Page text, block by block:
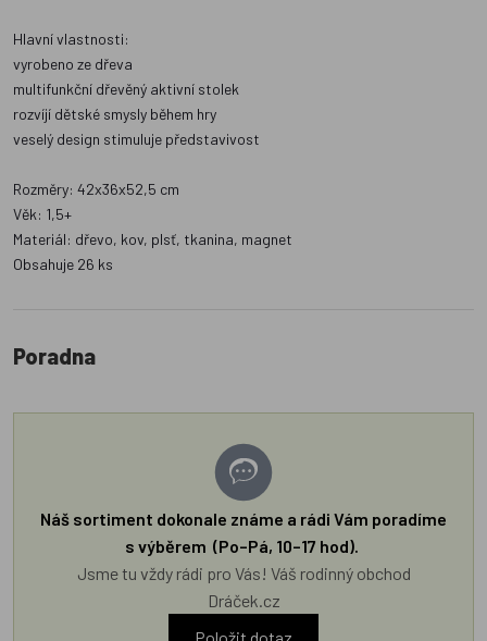
Hlavní vlastnosti:
vyrobeno ze dřeva
multifunkční dřevěný aktivní stolek
rozvíjí dětské smysly během hry
veselý design stimuluje představivost
Rozměry: 42x36x52,5 cm
Věk: 1,5+
Materiál: dřevo, kov, plsť, tkanina, magnet
Obsahuje 26 ks
Poradna
Náš sortiment dokonale známe a rádi Vám poradíme
s výběrem (Po–Pá, 10–17 hod).
Jsme tu vždy rádi pro Vás! Váš rodinný obchod
Dráček.cz